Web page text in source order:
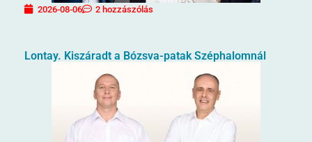
2026-08-06 2 hozzászólás
Lontay. Kiszáradt a Bózsva-patak Széphalomnál